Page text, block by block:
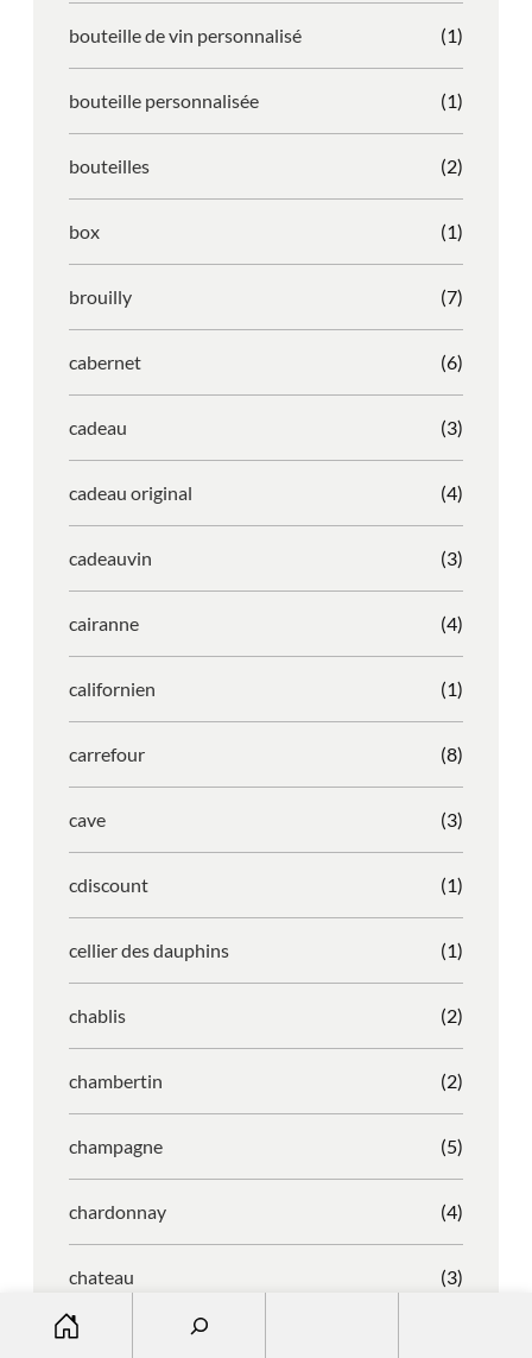
bouteille de vin personnalisé (1)
bouteille personnalisée (1)
bouteilles (2)
box (1)
brouilly (7)
cabernet (6)
cadeau (3)
cadeau original (4)
cadeauvin (3)
cairanne (4)
californien (1)
carrefour (8)
cave (3)
cdiscount (1)
cellier des dauphins (1)
chablis (2)
chambertin (2)
champagne (5)
chardonnay (4)
chateau (3)
chateau grand francais